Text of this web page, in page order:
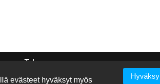
Takuu
evästeet hyväksyt myös Hyväksy